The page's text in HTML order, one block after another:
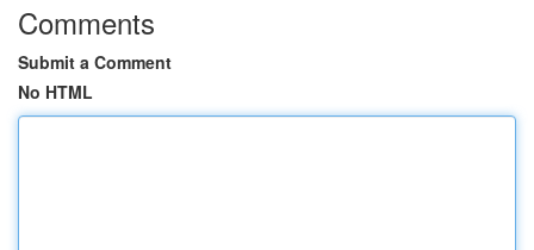
Comments
Submit a Comment
No HTML